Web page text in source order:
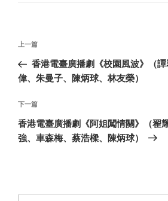
文
导
航
上
一
篇
章
上一篇
香港電臺廣播劇《校園風波》（
偉、朱曼子、陳炳球、林友榮）
下
一
篇
下一篇
香港電臺廣播劇《阿姐闖情關》（翟
強、車森梅、蔡浩樑、陳炳球）